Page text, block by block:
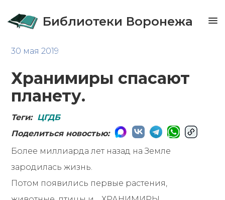
Библиотеки Воронежа
30 мая 2019
Хранимиры спасают
планету.
Теги: ЦГДБ
Поделиться новостью:
Более миллиарда лет назад на Земле
зародилась жизнь.
Потом появились первые растения,